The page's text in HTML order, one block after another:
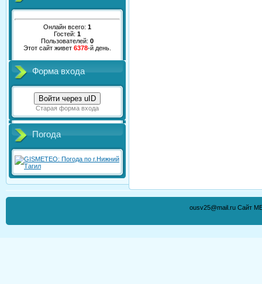
Онлайн всего: 1
Гостей: 1
Пользователей: 0
Этот сайт живет 6378-й день.
Форма входа
Войти через uID
Старая форма входа
Погода
ousv25@mail.ru Сайт